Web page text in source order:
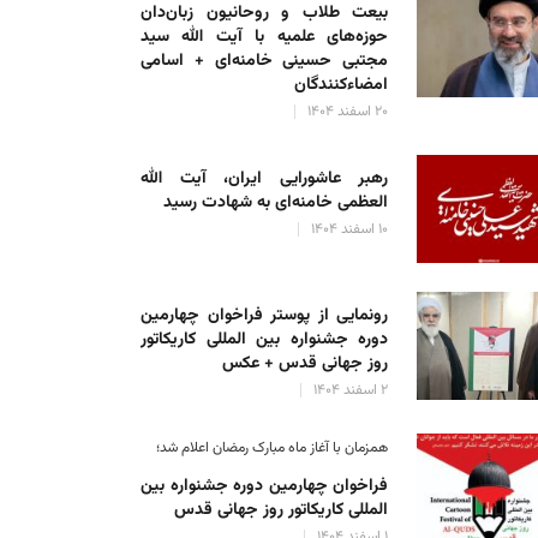
del ayatolá Jameneí a los peregrinos de la Casa de Dios –
بیعت طلاب و روحانیون زبان‌دان
حوزه‌های علمیه با آیت الله سید
مجتبی حسینی خامنه‌ای + اسامی
امضاءکنندگان
۲۰ اسفند ۱۴۰۴
رهبر عاشورایی ایران، آیت الله
العظمی خامنه‌ای به شهادت رسید
۱۰ اسفند ۱۴۰۴
رونمایی از پوستر فراخوان چهارمین
دوره جشنواره بین المللی کاریکاتور
روز جهانی قدس + عکس
۲ اسفند ۱۴۰۴
همزمان با آغاز ماه مبارک رمضان اعلام شد؛
فراخوان چهارمین دوره جشنواره بین
المللی کاریکاتور روز جهانی قدس